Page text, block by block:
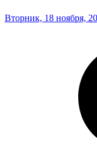
Вторник, 18 ноября,